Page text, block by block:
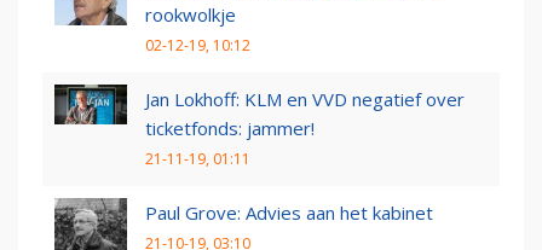
rookwolkje
02-12-19, 10:12
Jan Lokhoff: KLM en VVD negatief over
ticketfonds: jammer!
21-11-19, 01:11
Paul Grove: Advies aan het kabinet
21-10-19, 03:10